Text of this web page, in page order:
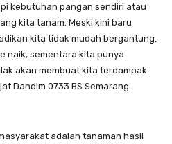
kebutuhan pangan sendiri atau
kita tanam. Meski kini baru
kita tidak mudah bergantung.
naik, sementara kita punya
akan membuat kita terdampak
Dandim 0733 BS Semarang.
adalah tanaman hasil